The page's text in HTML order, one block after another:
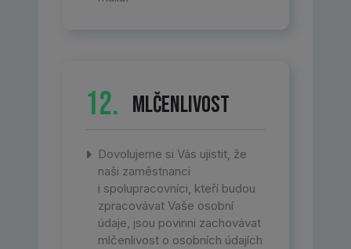
12. Mlčenlivost
Dovolujeme si Vás ujistit, že
naši zaměstnanci
i spolupracovníci, kteří budou
zpracovávat Vaše osobní
údaje, jsou povinni zachovávat
mlčenlivost o osobních údajích